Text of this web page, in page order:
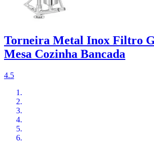
Torneira Metal Inox Filtro
Mesa Cozinha Bancada
4.5